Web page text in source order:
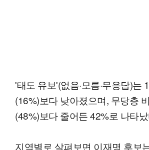
'태도 유보'(없음·모름·무응답)는
(16%)보다 낮아졌으며, 무당층
(48%)보다 줄어든 42%로 나타
지역별로 살펴보면 이재명 후보